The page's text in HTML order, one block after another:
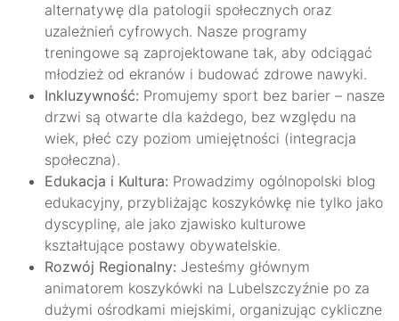
alternatywę dla patologii społecznych oraz
uzależnień cyfrowych. Nasze programy
treningowe są zaprojektowane tak, aby odciągać
młodzież od ekranów i budować zdrowe nawyki.
Inkluzywność: Promujemy sport bez barier – nasze
drzwi są otwarte dla każdego, bez względu na
wiek, płeć czy poziom umiejętności (integracja
społeczna).
Edukacja i Kultura: Prowadzimy ogólnopolski blog
edukacyjny, przybliżając koszykówkę nie tylko jako
dyscyplinę, ale jako zjawisko kulturowe
kształtujące postawy obywatelskie.
Rozwój Regionalny: Jesteśmy głównym
animatorem koszykówki na Lubelszczyźnie po za
dużymi ośrodkami miejskimi, organizując cykliczne